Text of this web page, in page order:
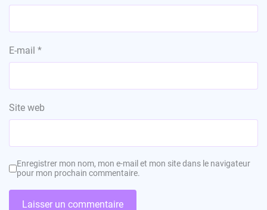
E-mail *
Site web
Enregistrer mon nom, mon e-mail et mon site dans le navigateur
pour mon prochain commentaire.